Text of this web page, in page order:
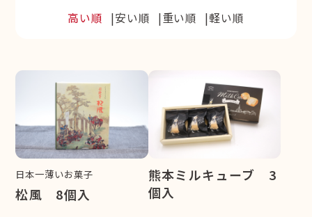
高い順
安い順 重い順 軽い順
日本一薄いお菓子
松風 8個入
熊本ミルキューブ 3
個入